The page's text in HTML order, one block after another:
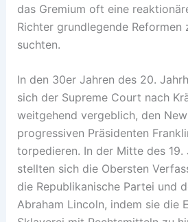
das Gremium oft eine
Richter grundlegende Reformen
suchten.
In den 30er Jahren des 20.
sich der Supreme Court nach
weitgehend vergeblich, den
progressiven Präsidenten
torpedieren. In der Mitte des 19.
stellten sich die Obersten
die Republikanische Partei und
Abraham Lincoln, indem sie die